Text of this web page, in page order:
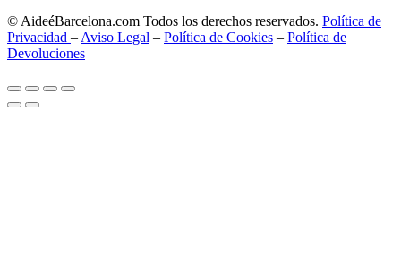
© AideéBarcelona.com Todos los derechos reservados. Política de
Privacidad – Aviso Legal – Política de Cookies – Política de
Devoluciones